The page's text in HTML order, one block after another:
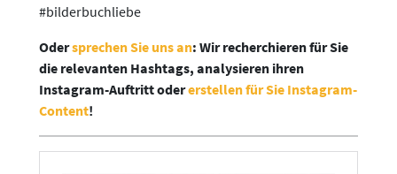
#bilderbuchliebe
Odersprechen Sie uns an: Wir recherchieren für Sie
die relevanten Hashtags, analysieren ihren
Instagram-Auftritt odererstellen für Sie Instagram-
Content!